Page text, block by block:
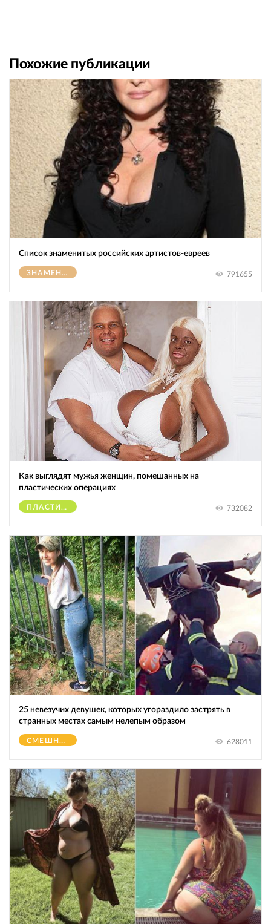
Похожие публикации
Список знаменитых российских артистов-евреев
ЗНАМЕНИТОСТИ 791655
Как выглядят мужья женщин, помешанных на
пластических операциях
ПЛАСТИЧЕСКИЕ ОПЕРАЦИИ 732082
25 невезучих девушек, которых угораздило застрять в
странных местах самым нелепым образом
СМЕШНОЕ 628011